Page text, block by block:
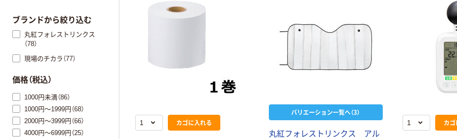
カゴに入れる
バリエーション一覧へ（3）
丸紅フォレストリンクス アル
カ
ブランドから絞り込む
丸紅フォレストリンクス
（78）
現場のチカラ（77）
価格（税込）
1000円未満（86）
1000円～1999円（68）
2000円～3999円（66）
4000円～6999円（25）